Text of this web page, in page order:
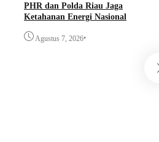
PHR dan Polda Riau Jaga
Ketahanan Energi Nasional
Agustus 7, 2026•